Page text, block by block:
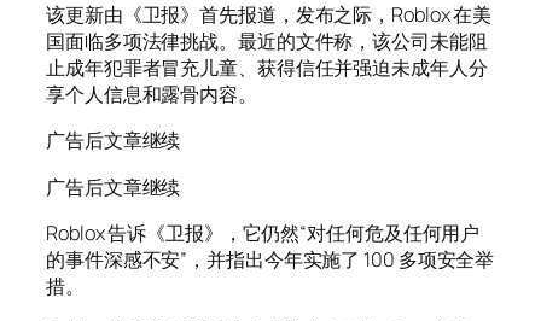
该更新由《卫报》首先报道，发布之际，Roblox 在美
国面临多项法律挑战。最近的文件称，该公司未能阻
止成年犯罪者冒充儿童、获得信任并强迫未成年人分
享个人信息和露骨内容。
广告后文章继续
广告后文章继续
Roblox 告诉《卫报》，它仍然“对任何危及任何用户
的事件深感不安”，并指出今年实施了 100 多项安全举
措。